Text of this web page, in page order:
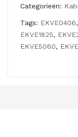
Categorieën:
Tags: EKVE0406,
EKVE1825,
EKVE5060,